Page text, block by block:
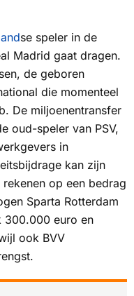
se speler in de
Madrid gaat dragen.
de geboren
die momenteel
De miljoenentransfer
oud-speler van PSV,
in
kan zijn
op een bedrag
Sparta Rotterdam
300.000 euro en
ook BVV